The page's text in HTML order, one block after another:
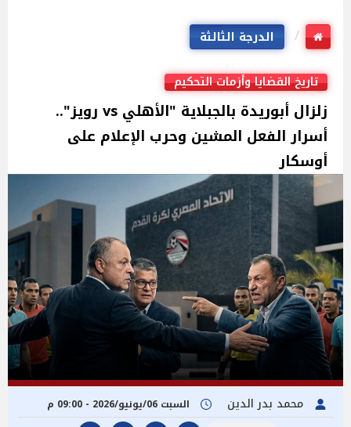
الدرجة الثالثة
تاريخ القضايا وأزمات التحكيم
زلزال أبوريدة بالجبلاية "الأهلي vs رويز"..
أسرار الفعل المشين وحرب الإعلام على
أوسكار
محمد بدر الدين السبت 06/يونيو/2026 - 09:00 م